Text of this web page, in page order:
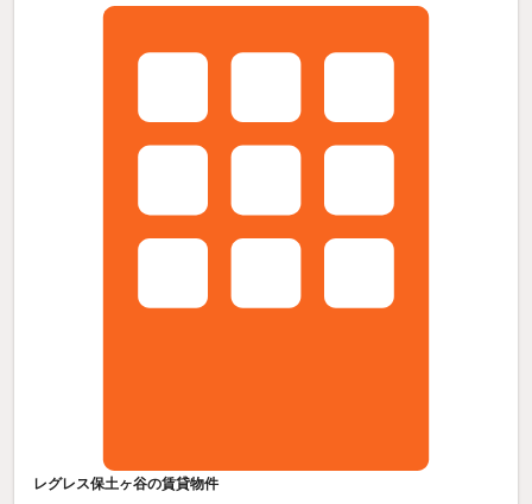
レグレス保土ヶ谷の賃貸物件